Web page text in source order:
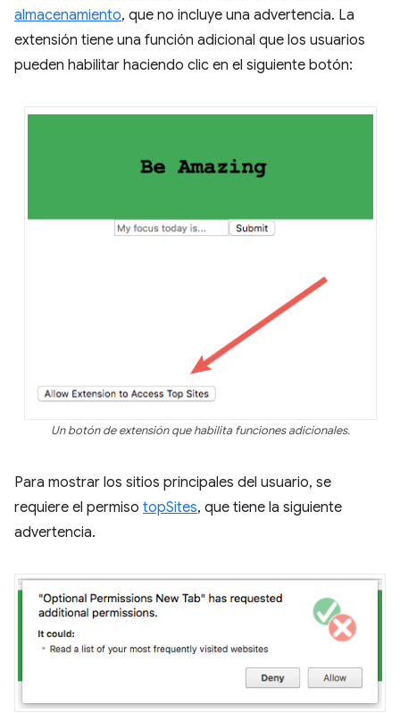
almacenamiento, que no incluye una advertencia. La
extensión tiene una función adicional que los usuarios
pueden habilitar haciendo clic en el siguiente botón:
Un botón de extensión que habilita funciones adicionales.
Para mostrar los sitios principales del usuario, se
requiere el permiso topSites, que tiene la siguiente
advertencia.